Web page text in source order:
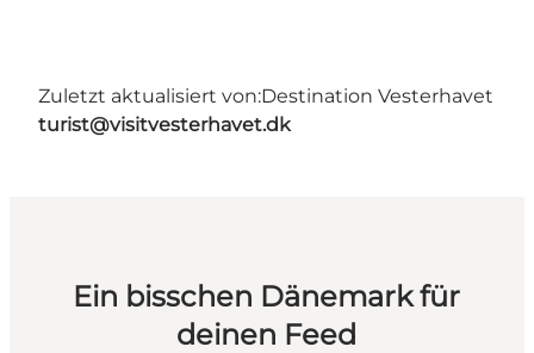
Zuletzt aktualisiert von:Destination Vesterhavet
turist@visitvesterhavet.dk
Ein bisschen Dänemark für
deinen Feed